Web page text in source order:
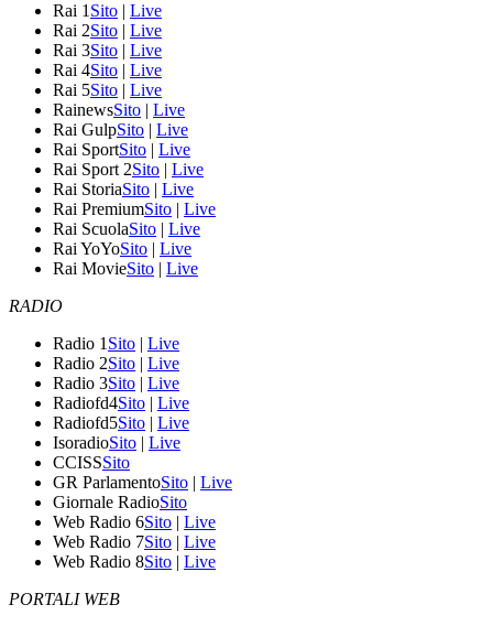
Rai 1 Sito | Live
Rai 2Sito | Live
Rai 3Sito | Live
Rai 4Sito | Live
Rai 5Sito | Live
RainewsSito | Live
Rai GulpSito | Live
Rai SportSito | Live
Rai Sport 2Sito | Live
Rai StoriaSito | Live
Rai PremiumSito | Live
Rai ScuolaSito | Live
Rai YoYoSito | Live
Rai MovieSito | Live
RADIO
Radio 1 Sito | Live
Radio 2Sito | Live
Radio 3Sito | Live
Radiofd4Sito | Live
Radiofd5Sito | Live
IsoradioSito | Live
CCISSSito
GR ParlamentoSito | Live
Giornale RadioSito
Web Radio 6Sito | Live
Web Radio 7Sito | Live
Web Radio 8Sito | Live
PORTALI WEB